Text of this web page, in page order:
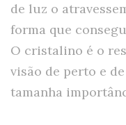
de luz o
forma que
O cristalino é o
visão de perto e
tamanha